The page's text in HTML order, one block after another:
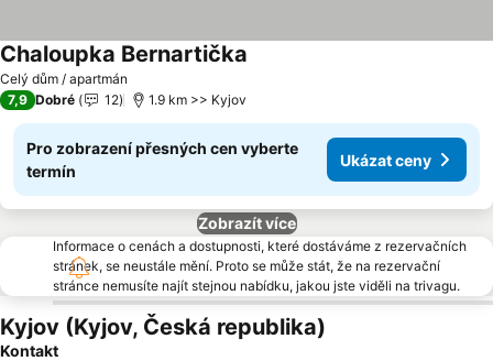
Celý dům / apartmán
Chaloupka Bernartička
7,9 Dobré 12 1.9 km >> Kyjov
Pro zobrazení přesných cen vyberte
termín
Ukázat ceny
Zobrazít více
Informace o cenách a dostupnosti, které dostáváme z rezervačních
stránek, se neustále mění. Proto se může stát, že na rezervační
stránce nemusíte najít stejnou nabídku, jakou jste viděli na trivagu.
Kyjov (Kyjov, Česká republika)
Kontakt